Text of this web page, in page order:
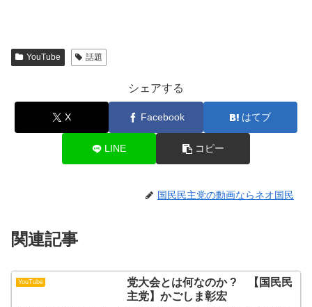
YouTube 話題
シェアする
X Facebook はてブ
LINE コピー
国民民主党の動画ならネオ国民
関連記事
YouTube
党大会とは何なのか ? 【国民民
主党】かごしま彰宏